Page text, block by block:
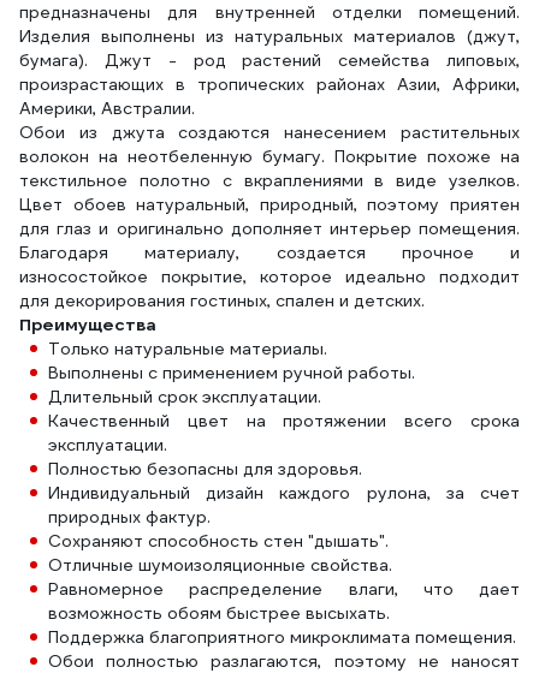
предназначены для внутренней отделки помещений.
Изделия выполнены из натуральных материалов (джут,
бумага). Джут - род растений семейства липовых,
произрастающих в тропических районах Азии, Африки,
Америки, Австралии.
Обои из джута создаются нанесением растительных
волокон на неотбеленную бумагу. Покрытие похоже на
текстильное полотно с вкраплениями в виде узелков.
Цвет обоев натуральный, природный, поэтому приятен
для глаз и оригинально дополняет интерьер помещения.
Благодаря материалу, создается прочное и
износостойкое покрытие, которое идеально подходит
для декорирования гостиных, спален и детских.
Преимущества
Только натуральные материалы.
Выполнены с применением ручной работы.
Длительный срок эксплуатации.
Качественный цвет на протяжении всего срока
эксплуатации.
Полностью безопасны для здоровья.
Индивидуальный дизайн каждого рулона, за счет
природных фактур.
Сохраняют способность стен "дышать".
Отличные шумоизоляционные свойства.
Равномерное распределение влаги, что дает
возможность обоям быстрее высыхать.
Поддержка благоприятного микроклимата помещения.
Обои полностью разлагаются, поэтому не наносят